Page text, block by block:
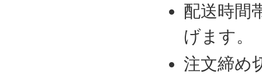
配送時間
げます。
注文締め